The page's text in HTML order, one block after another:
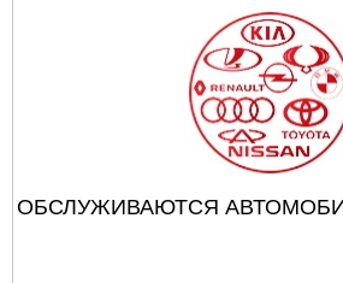
ОБСЛУЖИВАЮТСЯ